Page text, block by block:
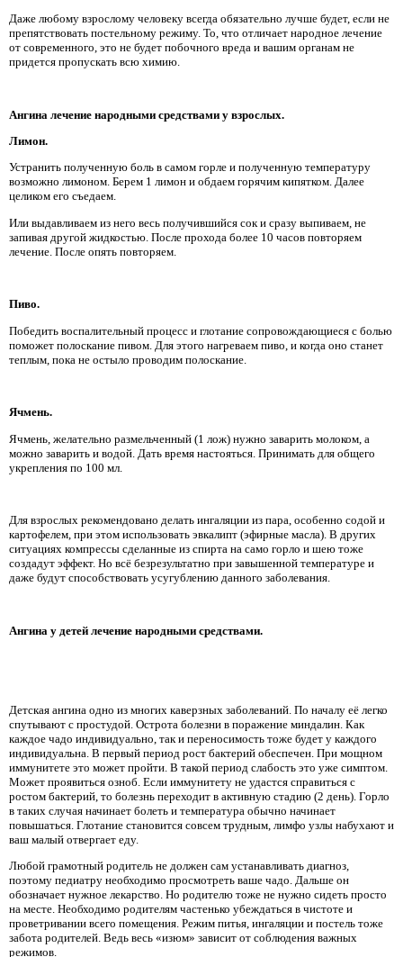
Даже любому взрослому человеку всегда обязательно лучше будет, если не
препятствовать постельному режиму. То, что отличает народное лечение
от современного, это не будет побочного вреда и вашим органам не
придется пропускать всю химию.
Ангина лечение народными средствами у взрослых.
Лимон.
Устранить полученную боль в самом горле и полученную температуру
возможно лимоном. Берем 1 лимон и обдаем горячим кипятком. Далее
целиком его съедаем.
Или выдавливаем из него весь получившийся сок и сразу выпиваем, не
запивая другой жидкостью. После прохода более 10 часов повторяем
лечение. После опять повторяем.
Пиво.
Победить воспалительный процесс и глотание сопровождающиеся с болью
поможет полоскание пивом. Для этого нагреваем пиво, и когда оно станет
теплым, пока не остыло проводим полоскание.
Ячмень.
Ячмень, желательно размельченный (1 лож) нужно заварить молоком, а
можно заварить и водой. Дать время настояться. Принимать для общего
укрепления по 100 мл.
Для взрослых рекомендовано делать ингаляции из пара, особенно содой и
картофелем, при этом использовать эвкалипт (эфирные масла). В других
ситуациях компрессы сделанные из спирта на само горло и шею тоже
создадут эффект. Но всё безрезультатно при завышенной температуре и
даже будут способствовать усугублению данного заболевания.
Ангина у детей лечение народными средствами.
Детская ангина одно из многих каверзных заболеваний. По началу её легко
спутывают с простудой. Острота болезни в поражение миндалин. Как
каждое чадо индивидуально, так и переносимость тоже будет у каждого
индивидуальна. В первый период рост бактерий обеспечен. При мощном
иммунитете это может пройти. В такой период слабость это уже симптом.
Может проявиться озноб. Если иммунитету не удастся справиться с
ростом бактерий, то болезнь переходит в активную стадию (2 день). Горло
в таких случая начинает болеть и температура обычно начинает
повышаться. Глотание становится совсем трудным, лимфо узлы набухают и
ваш малый отвергает еду.
Любой грамотный родитель не должен сам устанавливать диагноз,
поэтому педиатру необходимо просмотреть ваше чадо. Дальше он
обозначает нужное лекарство. Но родителю тоже не нужно сидеть просто
на месте. Необходимо родителям частенько убеждаться в чистоте и
проветривании всего помещения. Режим питья, ингаляции и постель тоже
забота родителей. Ведь весь «изюм» зависит от соблюдения важных
режимов.